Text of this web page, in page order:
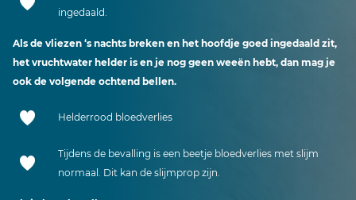
ingedaald.
Als de vliezen ‘s nachts breken en het hoofdje goed ingedaald zit,
het vruchtwater helder is en je nog geen weeën hebt, dan mag je
ook de volgende ochtend bellen.
Helderrood bloedverlies
Tijdens de bevalling is een beetje bloedverlies met slijm
normaal. Dit kan de slijmprop zijn.